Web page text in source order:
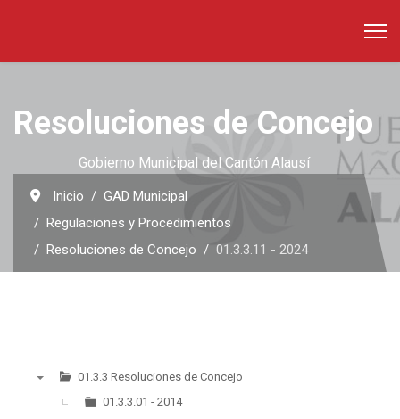
Resoluciones de Concejo
Gobierno Municipal del Cantón Alausí
Inicio
GAD Municipal
Regulaciones y Procedimientos
Resoluciones de Concejo
01.3.3.11 - 2024
01.3.3 Resoluciones de Concejo
01.3.3.01 - 2014